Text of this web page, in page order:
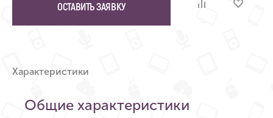
ОСТАВИТЬ ЗАЯВКУ
Характеристики
Общие характеристики